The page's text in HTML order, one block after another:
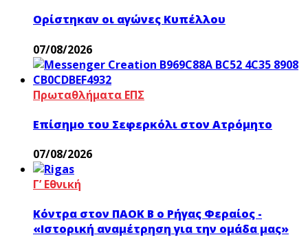
Ορίστηκαν οι αγώνες Κυπέλλου
07/08/2026
Πρωταθλήματα ΕΠΣ
Επίσημο του Σεφερκόλι στον Ατρόμητο
07/08/2026
Γ’ Εθνική
Κόντρα στον ΠΑΟΚ Β ο Ρήγας Φεραίος -
«Ιστορική αναμέτρηση για την ομάδα μας»